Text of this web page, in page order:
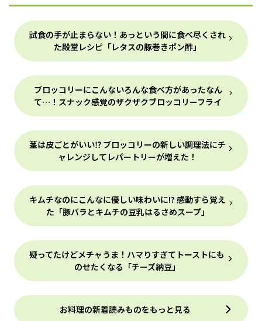
試食の手が止まらない！あっという間に食べ尽くされ
た殿堂レシピ「レタスの豚巻きポン酢」
ブロッコリーにこんないろんな食べ方があったなん
て…！スナック感覚のザクザクブロッコリーフライ
茎は皮ごとがいい⁉ ブロッコリーの新しい調理法にチ
ャレンジしてレパートリーが増えた！
キムチなのにこんなに優しい味わいに!? 感動すら覚え
た「豚バラとキムチの豆乳はるさめスープ」
疑ってたけどメチャうま！ハマりすぎてトーストにも
のせたくなる「チーズ納豆」
お料理の新着読みものをもっと見る